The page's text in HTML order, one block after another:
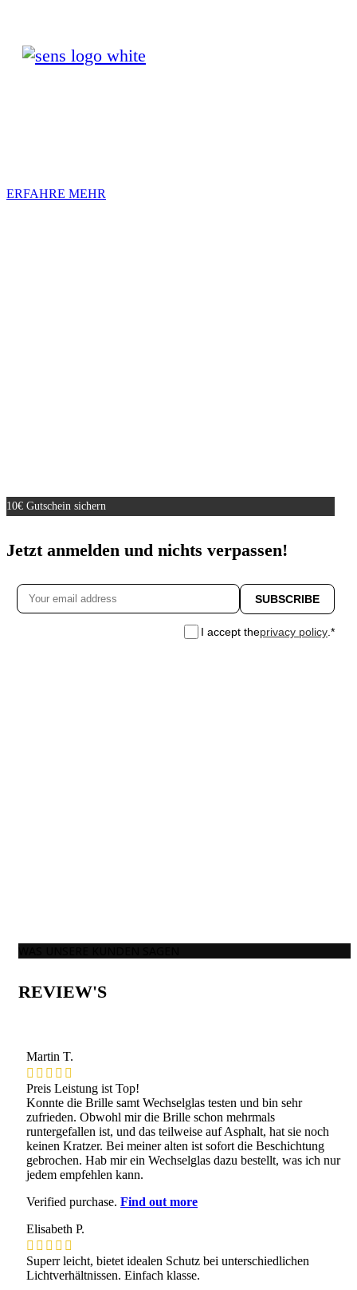
ERFAHRE MEHR
10€ Gutschein sichern
Jetzt anmelden und nichts verpassen!
I accept theprivacy policy .*
REVIEW'S
Martin T.
Preis Leistung ist Top!
Konnte die Brille samt Wechselglas testen und bin sehr
zufrieden. Obwohl mir die Brille schon mehrmals
runtergefallen ist, und das teilweise auf Asphalt, hat sie noch
keinen Kratzer. Bei meiner alten ist sofort die Beschichtung
gebrochen. Hab mir ein Wechselglas dazu bestellt, was ich nur
jedem empfehlen kann.
Verified purchase. Find out more
Elisabeth P.
Superr leicht, bietet idealen Schutz bei unterschiedlichen
Lichtverhältnissen. Einfach klasse.